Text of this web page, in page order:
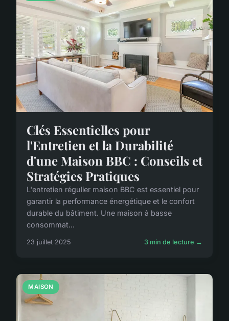
Clés Essentielles pour
l'Entretien et la Durabilité
d'une Maison BBC : Conseils et
Stratégies Pratiques
L'entretien régulier maison BBC est essentiel pour
garantir la performance énergétique et le confort
durable du bâtiment. Une maison à basse
consommat...
23 juillet 2025 3 min de lecture →
MAISON